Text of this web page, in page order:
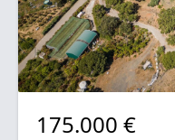
175.000 €